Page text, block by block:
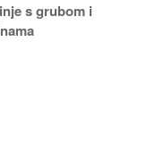
s grubom i